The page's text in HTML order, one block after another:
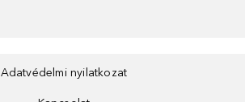
Adatvédelmi nyilatkozat